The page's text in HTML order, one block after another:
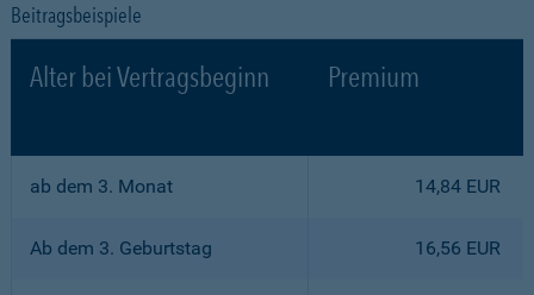
Beitragsbeispiele
Alter bei Vertragsbeginn Premium
ab dem 3. Monat 14,84 EUR
Ab dem 3. Geburtstag 16,56 EUR